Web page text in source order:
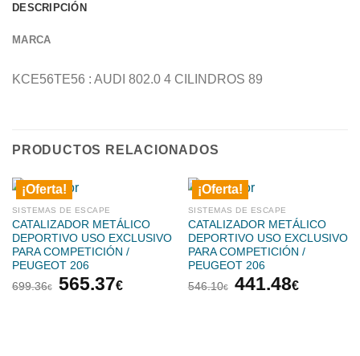
DESCRIPCIÓN
MARCA
KCE56TE56 : AUDI 802.0 4 CILINDROS 89
PRODUCTOS RELACIONADOS
¡Oferta!
SISTEMAS DE ESCAPE
CATALIZADOR METÁLICO
DEPORTIVO USO EXCLUSIVO
PARA COMPETICIÓN /
PEUGEOT 206
699.36€
El
565.37€El
¡Oferta!
SISTEMAS DE ESCAPE
CATALIZADOR METÁLICO
DEPORTIVO USO EXCLUSIVO
PARA COMPETICIÓN /
PEUGEOT 206
546.10€
El
441.48€El